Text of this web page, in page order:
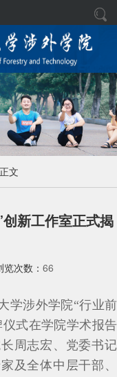
正文
新工作室正式揭
次数： 66
学涉外学院“行业前
式在学院学术报告
周志宏、党委书记
及全体中层干部、